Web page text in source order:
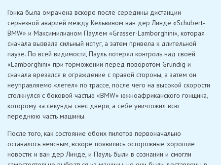
Гонка была омрачена вскоре после середины дистанции
серьезной аварией между Кельвином ван дер Линде «Schubert-
BMW» и Максимилианом Паулем «Grasser-Lamborghini», которая
сначала вызвала сильный испуг, а затем привела к длительной
паузе. По всей видимости, Пауль потерял контроль над своей
«Lamborghini» при торможении перед поворотом Grundig и
сначала врезался в ограждение с правой стороны, а затем он
неуправляемо «летел» по трассе, после чего на высокой скорости
столкнулся с боковой частью «BMW» южноафриканского гонщика,
которому за секунды снес двери, а себе уничтожил всю
переднюю часть машины.
После того, как состояние обоих пилотов первоначально
оставалось неясным, вскоре появились осторожные хорошие
новости: и ван дер Линде, и Пауль были в сознании и смогли